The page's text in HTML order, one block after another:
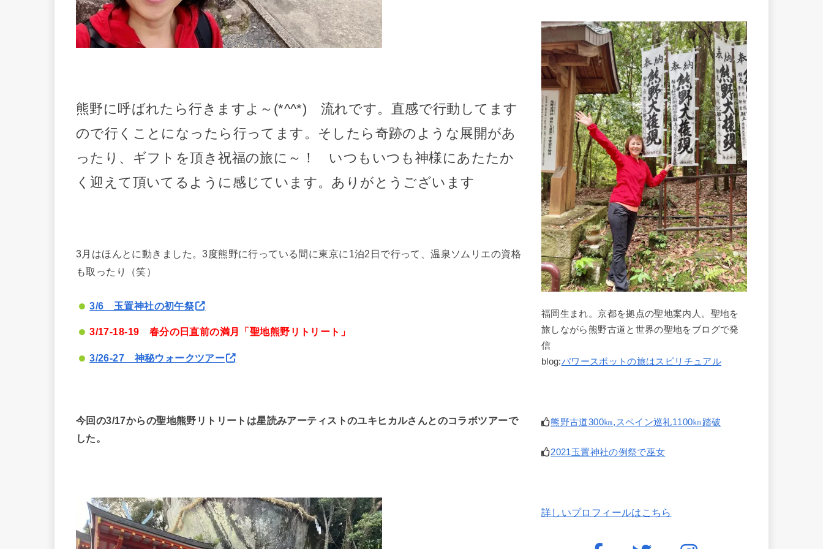
熊野に呼ばれたら行きますよ～(*^^*) 流れです。直感で行動してます
ので行くことになったら行ってます。そしたら奇跡のような展開があ
ったり、ギフトを頂き祝福の旅に～！ いつもいつも神様にあたたか
く迎えて頂いてるように感じています。ありがとうございます
3月はほんとに動きました。3度熊野に行っている間に東京に1泊2日で行って、温泉ソムリエの資格
も取ったり（笑）
3/6 玉置神社の初午祭
3/17-18-19 春分の日直前の満月「聖地熊野リトリート」
3/26-27 神秘ウォークツアー
今回の3/17からの聖地熊野リトリートは星読みアーティストのユキヒカルさんとのコラボツアーで
した。
福岡生まれ。京都を拠点の聖地案内人。聖地を
旅しながら熊野古道と世界の聖地をブログで発
信
blog:パワースポットの旅はスピリチュアル
熊野古道300㎞,スペイン巡礼1100㎞踏破
2021玉置神社の例祭で巫女
詳しいプロフィールはこちら